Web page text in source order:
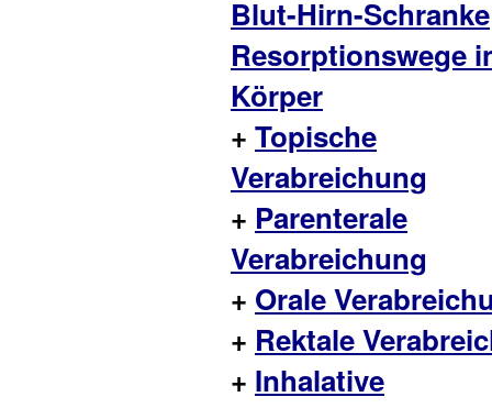
Blut-Hirn-Schranke
Resorptionswege
Körper
+ Topische
Verabreichung
+ Parenterale
Verabreichung
+ Orale
+ Rektale
+ Inhalative